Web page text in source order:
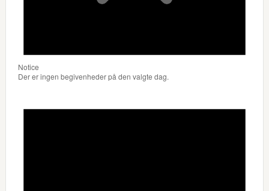
Notice
Der er ingen begivenheder på den valgte dag.